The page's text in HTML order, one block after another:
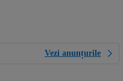
Vezi anunțurile